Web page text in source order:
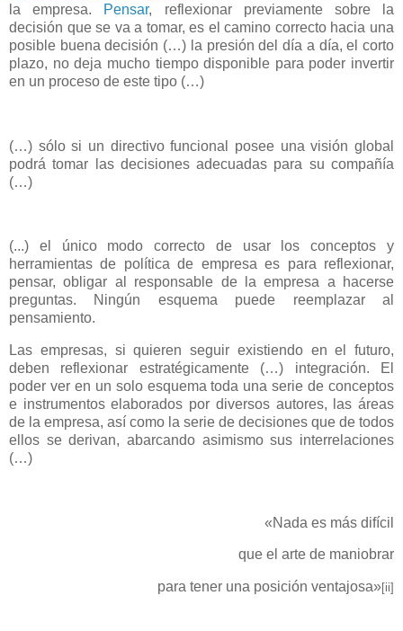
la empresa. Pensar, reflexionar previamente sobre la
decisión que se va a tomar, es el camino correcto hacia una
posible buena decisión (…) la presión del día a día, el corto
plazo, no deja mucho tiempo disponible para poder invertir
en un proceso de este tipo (…)
(…) sólo si un directivo funcional posee una visión global
podrá tomar las decisiones adecuadas para su compañía
(…)
(...) el único modo correcto de usar los conceptos y
herramientas de política de empresa es para reflexionar,
pensar, obligar al responsable de la empresa a hacerse
preguntas. Ningún esquema puede reemplazar al
pensamiento.
Las empresas, si quieren seguir existiendo en el futuro,
deben reflexionar estratégicamente (…) integración. El
poder ver en un solo esquema toda una serie de conceptos
e instrumentos elaborados por diversos autores, las áreas
de la empresa, así como la serie de decisiones que de todos
ellos se derivan, abarcando asimismo sus interrelaciones
(…)
«Nada es más difícil
que el arte de maniobrar
para tener una posición ventajosa»[ii]